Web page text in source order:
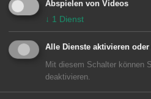
Ersatzhaltestelle für
der ZOB. Der
Regelung zu den
in der
Gaststätte Delphi
Abspielen von Videos
↓ 1 Dienst
Alle Dienste aktivieren
Mit diesem Schalter können
deaktivieren.